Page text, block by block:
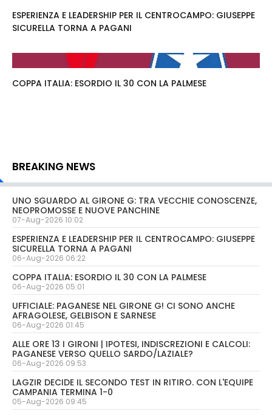
ESPERIENZA E LEADERSHIP PER IL CENTROCAMPO: GIUSEPPE
SICURELLA TORNA A PAGANI
COPPA ITALIA: ESORDIO IL 30 CON LA PALMESE
BREAKING NEWS
UNO SGUARDO AL GIRONE G: TRA VECCHIE CONOSCENZE,
NEOPROMOSSE E NUOVE PANCHINE
07-Aug-2026 10:02
ESPERIENZA E LEADERSHIP PER IL CENTROCAMPO: GIUSEPPE
SICURELLA TORNA A PAGANI
06-Aug-2026 06:22
COPPA ITALIA: ESORDIO IL 30 CON LA PALMESE
06-Aug-2026 05:01
UFFICIALE: PAGANESE NEL GIRONE G! CI SONO ANCHE
AFRAGOLESE, GELBISON E SARNESE
06-Aug-2026 01:45
ALLE ORE 13 I GIRONI | IPOTESI, INDISCREZIONI E CALCOLI:
PAGANESE VERSO QUELLO SARDO/LAZIALE?
06-Aug-2026 09:53
LAGZIR DECIDE IL SECONDO TEST IN RITIRO. CON L'EQUIPE
CAMPANIA TERMINA 1-0
05-Aug-2026 09:45